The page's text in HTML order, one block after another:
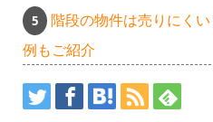
階段の物件は売りにく
例もご紹介